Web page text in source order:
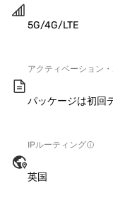
5G/4G/LTE
アクティベーション
パッケージは初回
IPルーティング
英国